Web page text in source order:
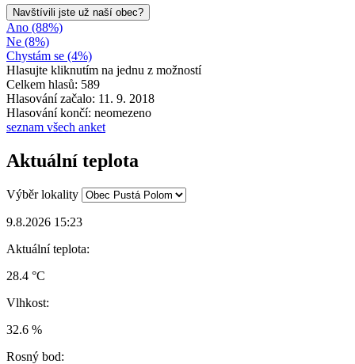
Navštívili jste už naší obec?
Ano (88%)
Ne (8%)
Chystám se (4%)
Hlasujte kliknutím na jednu z možností
Celkem hlasů: 589
Hlasování začalo: 11. 9. 2018
Hlasování končí: neomezeno
seznam všech anket
Aktuální teplota
Výběr lokality
9.8.2026 15:23
Aktuální teplota:
28.4 °C
Vlhkost:
32.6 %
Rosný bod: